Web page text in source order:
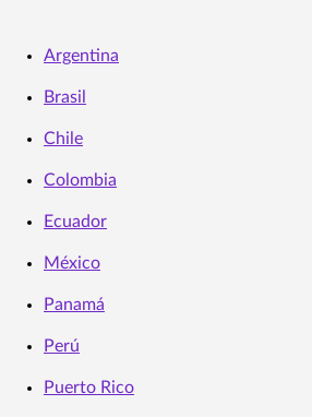
Argentina
Brasil
Chile
Colombia
Ecuador
México
Panamá
Perú
Puerto Rico